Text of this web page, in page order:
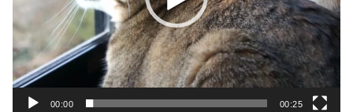
00:00 00:25